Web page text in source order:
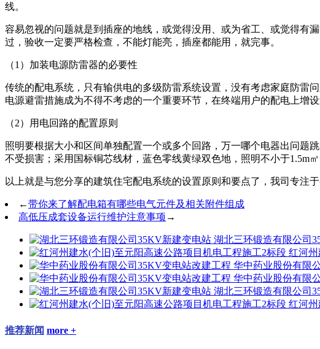
线。
容易忽视的问题就是到插座的地线，或觉得没用、或为省工、或觉得有
过，验收一定要严格检查，不能灯能亮，插座都能用，就完事。
（1）加装电源防雷器的必要性
传统的配电系统，只有输供电的多级防雷系统设置，没有考虑家庭防雷
电源避雷措施成为不得不考虑的一个重要环节，在终端用户的配电上增
（2）用电回路的配置原则
照明要根据大小和区间单独配置一个或多个回路，万一哪个电器出问题
不受损害；采用国标铜芯线材，蓝色零线黄绿双色地，照明不小于1.5m
以上就是与您分享的建筑住宅配电系统的设置原则和要点了，我司专注
←带你来了解配电箱有哪些电气元件及相关附件组成
高低压成套设备运行维护注意事项 →
湖北三环锻造有限公司
红河
华中药业股份有限
华中药业股份有限
湖北三环锻造有限公司
红河
推荐新闻 more +